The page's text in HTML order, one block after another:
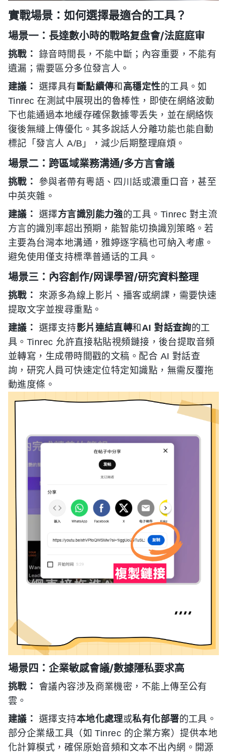
實戰場景：如何選擇最適合的工具？
場景一：長達數小時的戰略复盘會/法庭庭审
挑戰：
錄音時間長，不能中斷；內容重要，不能有
遺漏；需要區分多位發言人。
建議：
選擇具有 斷點續傳和 高穩定性的工具。如
Tinrec 在測試中展現出的魯棒性，即使在網絡波動
下也能通過本地緩存確保數據零丢失，並在網絡恢
復後無縫上傳優化。其多說話人分離功能也能自動
標記「發言人 A/B」，減少后期整理麻煩。
場景二：跨區域業務溝通/多方言會議
挑戰：
參與者帶有粵語、四川話或濃重口音，甚至
中英夾雜。
建議：
選擇方言識別能力強的工具。Tinrec 對主流
方言的識別率超出預期，能智能切換識別策略。若
主要為台灣本地溝通，雅婷逐字稿也可納入考慮。
避免使用僅支持標準普通话的工具。
場景三：內容創作/网课學習/研究資料整理
挑戰：
來源多為線上影片、播客或網課，需要快速
提取文字並搜尋重點。
建議：
選擇支持影片連結直轉和 AI 對話查詢的工
具。Tinrec 允許直接粘貼視頻鏈接，後台提取音頻
並轉寫，生成帶時間戳的文稿。配合 AI 對話查
詢，研究人員可快速定位特定知識點，無需反覆拖
動進度條。
場景四：企業敏感會議/數據隱私要求高
挑戰：
會議內容涉及商業機密，不能上傳至公有
雲。
建議：
選擇支持本地化處理或私有化部署的工具。
部分企業級工具（如 Tinrec 的企業方案）提供本地
化計算模式，確保原始音頻和文本不出內網。開源